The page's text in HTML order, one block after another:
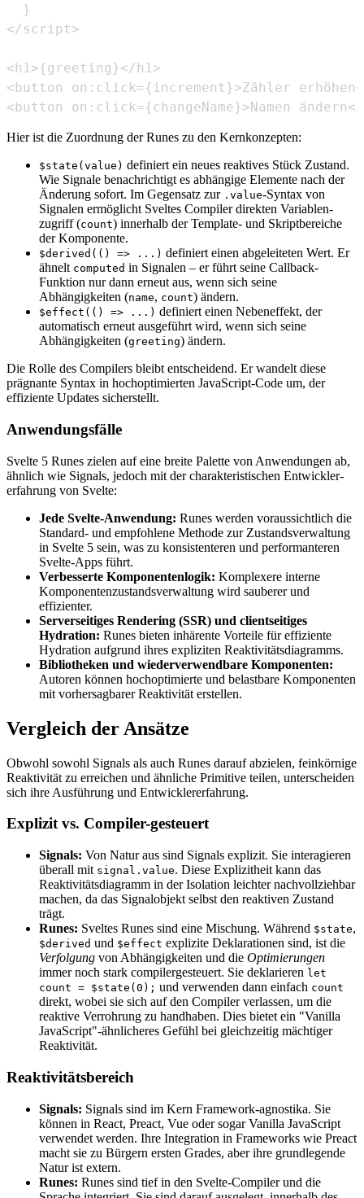
<button on:click={changeName}>Namen
Hier ist die Zuordnung der Runes zu den Kernkonzepten:
$state(value) definiert ein neues reaktives Stück Zustand.
Wie Signale benachrichtigt es abhängige Elemente nach der
Änderung sofort. Im Gegensatz zur .value-Syntax von
Signalen ermöglicht Sveltes Compiler direkten Variablen­
zugriff (count) innerhalb der Template- und Skript­bereiche
der Komponente.
$derived(() => ...) definiert einen abgeleiteten Wert. Er
ähnelt computed in Signalen – er führt seine Callback-
Funktion nur dann erneut aus, wenn sich seine
Abhängigkeiten (name, count) ändern.
$effect(() => ...) definiert einen Nebeneffekt, der
automatisch erneut ausgeführt wird, wenn sich seine
Abhängigkeiten (greeting) ändern.
Die Rolle des Compilers bleibt entscheidend. Er wandelt diese
prägnante Syntax in hochoptimierten JavaScript-Code um, der
effiziente Updates sicherstellt.
Anwendungsfälle
Svelte 5 Runes zielen auf eine breite Palette von Anwendungen ab,
ähnlich wie Signals, jedoch mit der charakteristischen Entwickler­
erfahrung von Svelte:
Jede Svelte-Anwendung: Runes werden voraussichtlich die
Standard- und empfohlene Methode zur Zustands­verwaltung
in Svelte 5 sein, was zu konsistenteren und performanteren
Svelte-Apps führt.
Verbesserte Komponenten­logik: Komplexere interne
Komponenten­zustandsverwaltung wird sauberer und
effizienter.
Serverseitiges Rendering (SSR) und client­seitiges
Hydration: Runes bieten inhärente Vorteile für effiziente
Hydration aufgrund ihres expliziten Reaktivitäts­diagramms.
Bibliotheken und wiederverwendbare Komponenten:
Autoren können hochoptimierte und belastbare Komponenten
mit vorhersagbarer Reaktivität erstellen.
Vergleich der Ansätze
Obwohl sowohl Signals als auch Runes darauf abzielen, feinkörnige
Reaktivität zu erreichen und ähnliche Primitive teilen, unterscheiden
sich ihre Ausführung und Entwickler­erfahrung.
Explizit vs. Compiler-gesteuert
Signals: Von Natur aus sind Signals explizit. Sie interagieren
überall mit signal.value. Diese Explizitheit kann das
Reaktivitäts­diagramm in der Isolation leichter nachvollziehbar
machen, da das Signalobjekt selbst den reaktiven Zustand
trägt.
Runes: Sveltes Runes sind eine Mischung. Während $state,
$derived und $effect explizite Deklarationen sind, ist die
Verfolgung von Abhängigkeiten und die Optimierungen
immer noch stark compiler­gesteuert. Sie deklarieren let
count = $state(0); und verwenden dann einfach count
direkt, wobei sie sich auf den Compiler verlassen, um die
reaktive Verrohrung zu handhaben. Dies bietet ein "Vanilla
JavaScript"-ähnlicheres Gefühl bei gleich­zeitig mächtiger
Reaktivität.
Reaktivitäts­bereich
Signals: Signals sind im Kern Framework-agnostika­. Sie
können in React, Preact, Vue oder sogar Vanilla JavaScript
verwendet werden. Ihre Integration in Frameworks wie Preact
macht sie zu Bürgern ersten Grades, aber ihre grundlegende
Natur ist extern.
Runes: Runes sind tief in den Svelte-Compiler und die